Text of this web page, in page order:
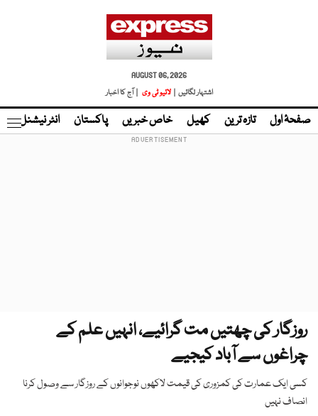
AUGUST 06, 2026
اشتہار لگائیں |
لائیو ٹی وی | آج کا اخبار
صفحۂ اول تازہ ترین کھیل خاص خبریں پاکستان انٹر نیشنل
روزگار کی چھتیں مت گرائیے، انہیں علم کے
چراغوں سے آباد کیجیے
کسی ایک عمارت کی کمزوری کی قیمت لاکھوں نوجوانوں کے روزگار سے وصول کرنا
انصاف نہیں